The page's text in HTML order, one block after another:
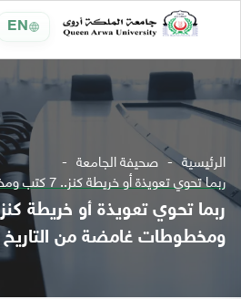
EN
الرئيسية صحيفة الجامعة
ربما تحوي تعويذة أو خريطة كنز.. 7 كتب ومخطوطات غامضة من التاريخ
ومخطوطات غامضة من التاريخ